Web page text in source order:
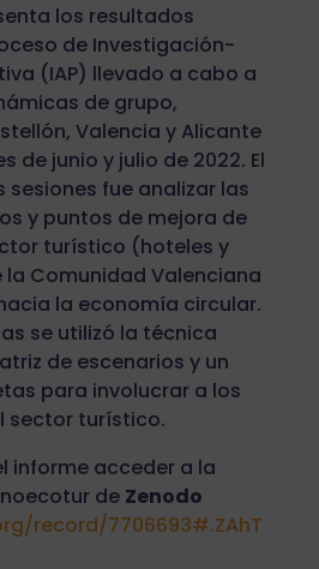
los resultados
de Investigación-
(IAP) llevado a cabo a
de grupo,
Valencia y Alicante
de junio y julio de 2022. El
fue analizar las
y puntos de mejora de
turístico (hoteles y
Comunidad Valenciana
la economía circular.
se utilizó la técnica
de escenarios y un
para involucrar a los
sector turístico.
informe acceder a la
de Zenodo
record/7706693#.ZAhT